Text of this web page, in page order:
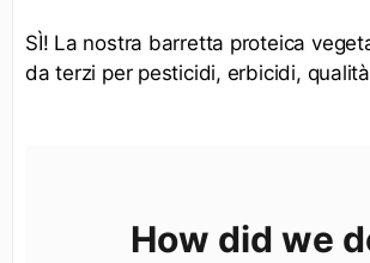
SÌ! La nostra barretta proteica
da terzi per pesticidi, erbicidi,
How did we